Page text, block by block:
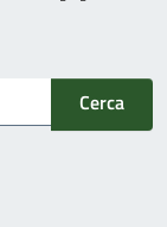
Cerca